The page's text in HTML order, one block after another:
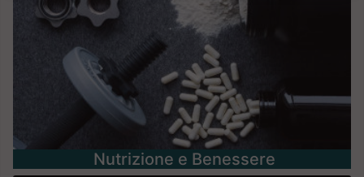
Nutrizione e Benessere